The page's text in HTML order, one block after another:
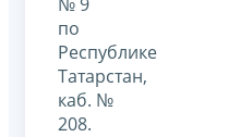
по
Республике
Татарстан,
каб. №
208.